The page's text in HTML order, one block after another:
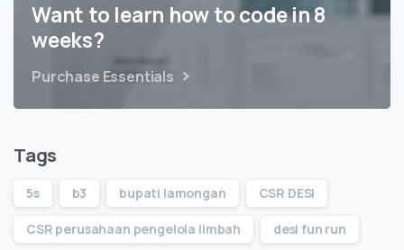
Want to learn how to code in 8
weeks?
Purchase Essentials
Tags
5s b3 bupati lamongan CSR DESI
CSR perusahaan pengelola limbah desi fun run